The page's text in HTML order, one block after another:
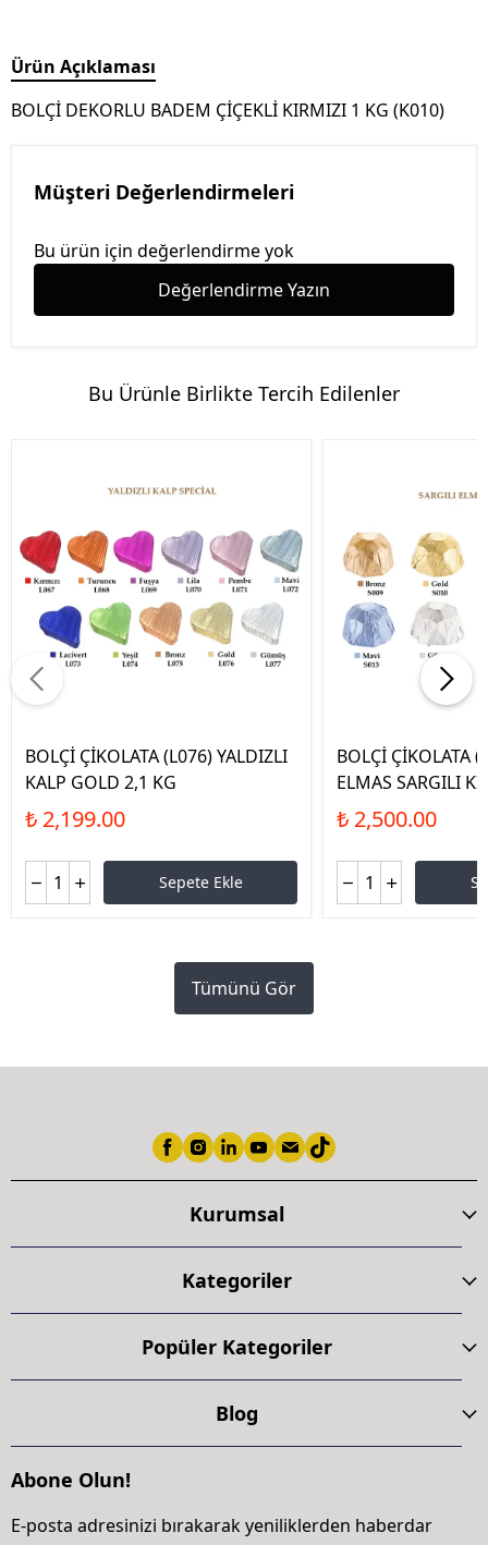
Ürün Açıklaması
BOLÇİ DEKORLU BADEM ÇİÇEKLİ KIRMIZI 1 KG (K010)
Müşteri Değerlendirmeleri
Bu ürün için değerlendirme yok
Değerlendirme Yazın
Bu Ürünle Birlikte Tercih Edilenler
BOLÇİ ÇİKOLATA (L076) YALDIZLI
KALP GOLD 2,1 KG
₺ 2,199.00
Sepete Ekle
BOLÇİ ÇİKOLATA
ELMAS SARGILI
₺ 2,500.00
Tümünü Gör
Kurumsal
Kategoriler
Popüler Kategoriler
Blog
Abone Olun!
E-posta adresinizi bırakarak yeniliklerden haberdar